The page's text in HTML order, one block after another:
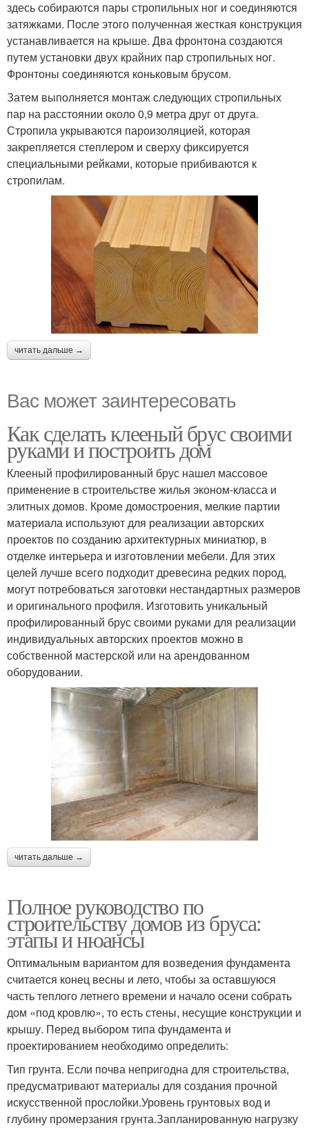
здесь собираются пары стропильных ног и соединяются
затяжками. После этого полученная жесткая конструкция
устанавливается на крыше. Два фронтона создаются
путем установки двух крайних пар стропильных ног.
Фронтоны соединяются коньковым брусом.
Затем выполняется монтаж следующих стропильных
пар на расстоянии около 0,9 метра друг от друга.
Стропила укрываются пароизоляцией, которая
закрепляется степлером и сверху фиксируется
специальными рейками, которые прибиваются к
стропилам.
читать дальше →
Вас может заинтересовать
Как сделать клееный брус своими
руками и построить дом
Клееный профилированный брус нашел массовое
применение в строительстве жилья эконом-класса и
элитных домов. Кроме домостроения, мелкие партии
материала используют для реализации авторских
проектов по созданию архитектурных миниатюр, в
отделке интерьера и изготовлении мебели. Для этих
целей лучше всего подходит древесина редких пород,
могут потребоваться заготовки нестандартных размеров
и оригинального профиля. Изготовить уникальный
профилированный брус своими руками для реализации
индивидуальных авторских проектов можно в
собственной мастерской или на арендованном
оборудовании.
читать дальше →
Полное руководство по
строительству домов из бруса:
этапы и нюансы
Оптимальным вариантом для возведения фундамента
считается конец весны и лето, чтобы за оставшуюся
часть теплого летнего времени и начало осени собрать
дом «под кровлю», то есть стены, несущие конструкции и
крышу. Перед выбором типа фундамента и
проектированием необходимо определить:
Тип грунта. Если почва непригодна для строительства,
предусматривают материалы для создания прочной
искусственной прослойки.Уровень грунтовых вод и
глубину промерзания грунта.Запланированную нагрузку